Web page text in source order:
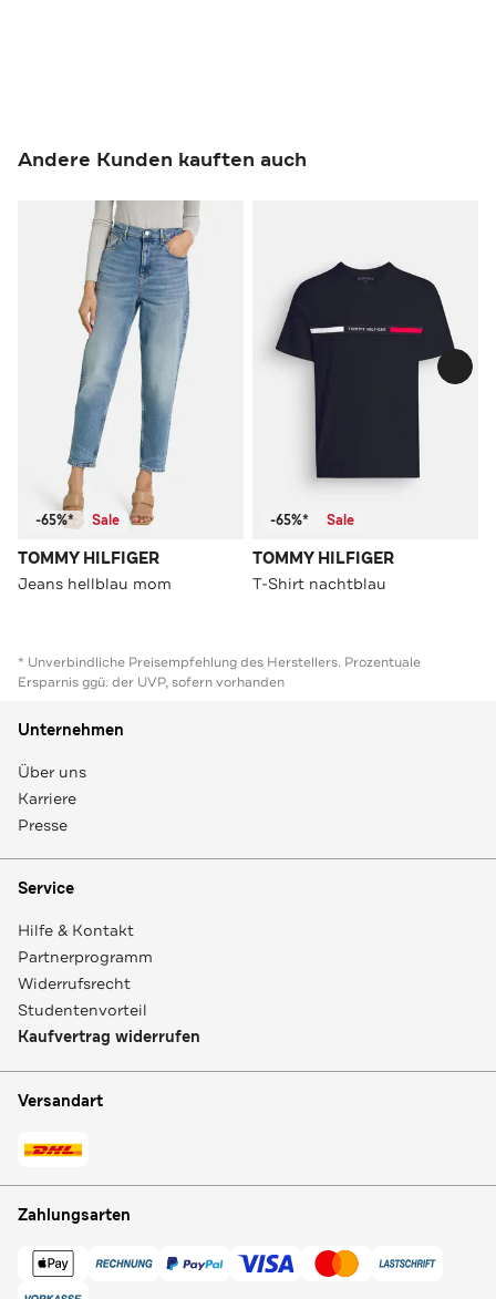
Andere Kunden kauften auch
-65%* Sale
TOMMY HILFIGER
Jeans hellblau mom
-65%* Sale
TOMMY HILFIGER
T-Shirt nachtblau
* Unverbindliche Preisempfehlung des Herstellers. Prozentuale
Ersparnis ggü. der UVP, sofern vorhanden
Unternehmen
Über uns
Karriere
Presse
Service
Hilfe & Kontakt
Partnerprogramm
Widerrufsrecht
Studentenvorteil
Kaufvertrag widerrufen
Versandart
Zahlungsarten